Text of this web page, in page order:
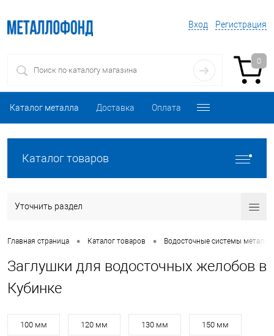
Вход Регистрация
0
Каталог металла Доставка Оплата
Каталог товаров
Уточнить раздел
Главная страница • Каталог товаров • Водосточные системы
Заглушки для водосточных желобов в
Кубинке
100 мм 120 мм 130 мм 150 мм